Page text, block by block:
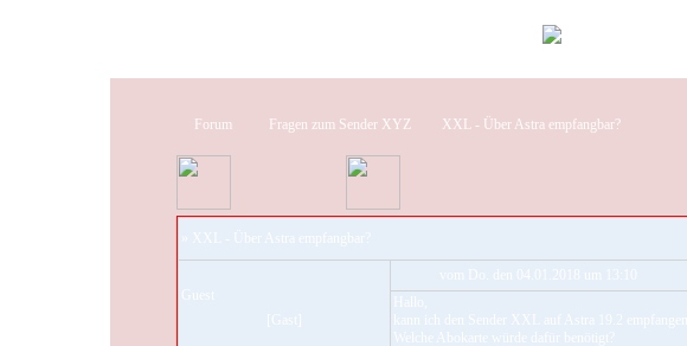
Forum Fragen zum Sender XYZ XXL - Über Astra empfangbar?
» XXL - Über Astra empfangbar?
vom Do. den 04.01.2018 um 13:10
kann ich den Sender XXL auf Astra 19.2 empfangen?
Welche Abokarte würde dafür benötigt?